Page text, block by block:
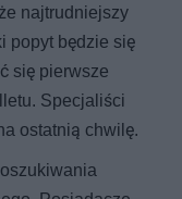
najtrudniejszy
popyt będzie się
się pierwsze
Specjaliści
ostatnią chwilę.